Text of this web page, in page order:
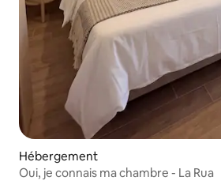
Hébergement
Oui, je connais ma chambre - La Rua